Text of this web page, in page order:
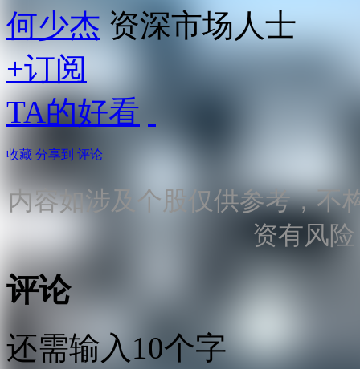
何少杰 资深市场人士
+订阅
TA的好看
收藏 分享到 评论
内容如涉及个股仅供参考，不
资有风
评论
还需输入10个字